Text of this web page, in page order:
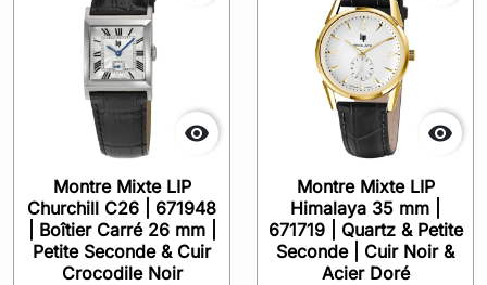

Montre Mixte LIP
Churchill C26 | 671948
| Boîtier Carré 26 mm |
Petite Seconde & Cuir
Crocodile Noir

Montre Mixte LIP
Himalaya 35 mm |
671719 | Quartz & Petite
Seconde | Cuir Noir &
Acier Doré